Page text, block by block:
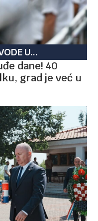
U...
dane! 40
grad je već u